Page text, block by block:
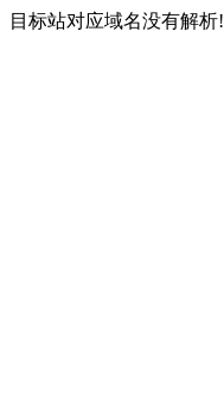
目标站对应域名没有解析!